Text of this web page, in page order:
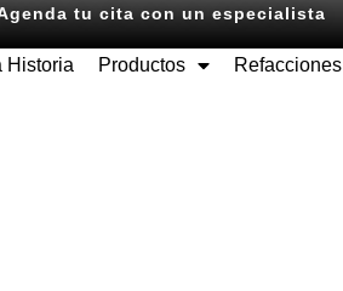
tu cita con un especialista
Historia Productos Refacciones